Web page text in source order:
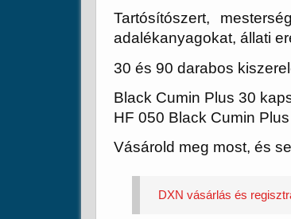
Tartósítószert,
adalékanyagokat, állati
30 és 90 darabos
Black Cumin Plus 30
HF 050 Black Cumin
Vásárold meg most, és
DXN vásárlás és